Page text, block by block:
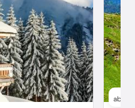
ab